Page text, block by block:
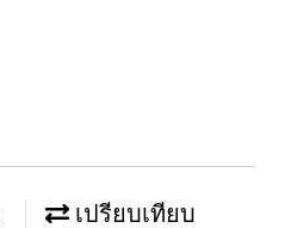
เปรียบเทียบ